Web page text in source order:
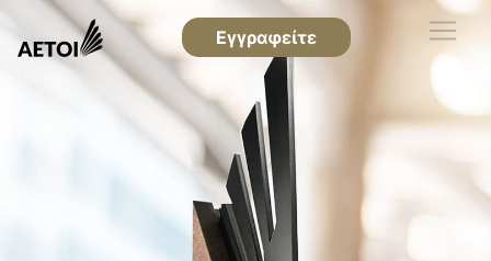
Εγγραφείτε